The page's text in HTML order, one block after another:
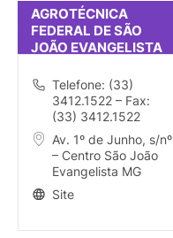
AGROTÉCNICA
FEDERAL DE SÃO
JOÃO EVANGELISTA
Telefone: (33)
3412.1522 – Fax:
(33) 3412.1522
Av. 1º de Junho, s/nº
– Centro São João
Evangelista MG
Site